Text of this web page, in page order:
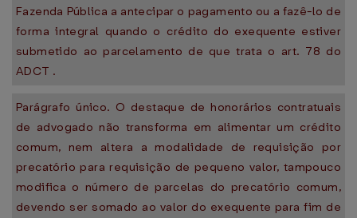
Fazenda Pública a antecipar o pagamento ou a fazê-lo de
forma integral quando o crédito do exequente estiver
submetido ao parcelamento de que trata o art. 78 do
ADCT .
Parágrafo único. O destaque de honorários contratuais
de advogado não transforma em alimentar um crédito
comum, nem altera a modalidade de requisição por
precatório para requisição de pequeno valor, tampouco
modifica o número de parcelas do precatório comum,
devendo ser somado ao valor do exequente para fim de